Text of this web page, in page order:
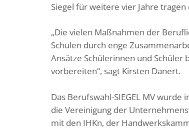
Siegel für weitere vier Jahre
„Die vielen Maßnahmen der
Schulen durch enge
Ansätze Schülerinnen und
vorbereiten“, sagt Kirsten Danert.
Das Berufswahl-SIEGEL MV
die Vereinigung der
mit den IHKn, der